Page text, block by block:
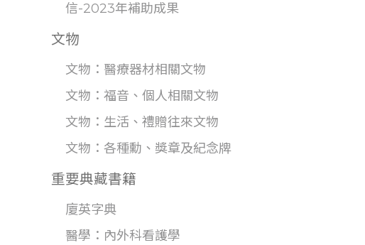
信-2023年補助成果
文物
文物：醫療器材相關文物
文物：福音、個人相關文物
文物：生活、禮贈往來文物
文物：各種勳、獎章及紀念牌
重要典藏書籍
廈英字典
醫學：內外科看護學